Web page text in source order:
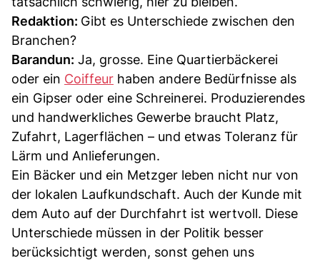
Redaktion: Gibt es Unterschiede zwischen den
Branchen?
Barandun: Ja, grosse. Eine Quartierbäckerei
oder ein Coiffeur haben andere Bedürfnisse als
ein Gipser oder eine Schreinerei. Produzierendes
und handwerkliches Gewerbe braucht Platz,
Zufahrt, Lagerflächen – und etwas Toleranz für
Lärm und Anlieferungen.
Ein Bäcker und ein Metzger leben nicht nur von
der lokalen Laufkundschaft. Auch der Kunde mit
dem Auto auf der Durchfahrt ist wertvoll. Diese
Unterschiede müssen in der Politik besser
berücksichtigt werden, sonst gehen uns